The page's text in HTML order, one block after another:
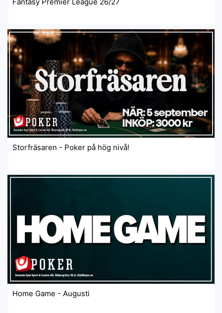
Storfräsaren - Poker på hög nivå!
Home Game - Augusti